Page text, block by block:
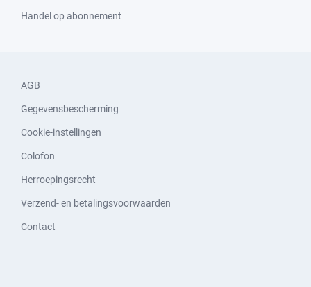
Handel op abonnement
AGB
Gegevensbescherming
Cookie-instellingen
Colofon
Herroepingsrecht
Verzend- en betalingsvoorwaarden
Contact